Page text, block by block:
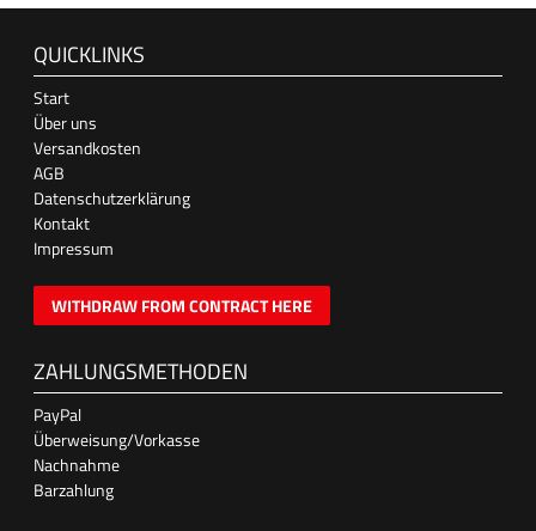
QUICKLINKS
Start
Über uns
Versandkosten
AGB
Datenschutzerklärung
Kontakt
Impressum
WITHDRAW FROM CONTRACT HERE
ZAHLUNGSMETHODEN
PayPal
Überweisung/Vorkasse
Nachnahme
Barzahlung